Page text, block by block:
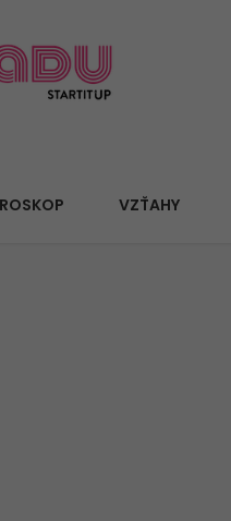
VZŤAHY